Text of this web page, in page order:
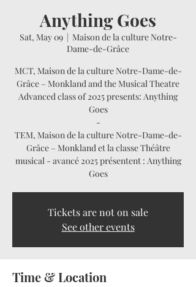
Anything Goes
Sat, May 09
  |
Maison de la culture Notre-
Dame-de-Grâce
MCT, Maison de la culture Notre-Dame-de-
Grâce – Monkland and the Musical Theatre
Advanced class of 2025 presents: Anything
Goes
-
TEM, Maison de la culture Notre-Dame-de-
Grâce – Monkland et la classe Théâtre
musical - avancé 2025 présentent : Anything
Goes
Tickets are not on sale
See other events
Time & Location